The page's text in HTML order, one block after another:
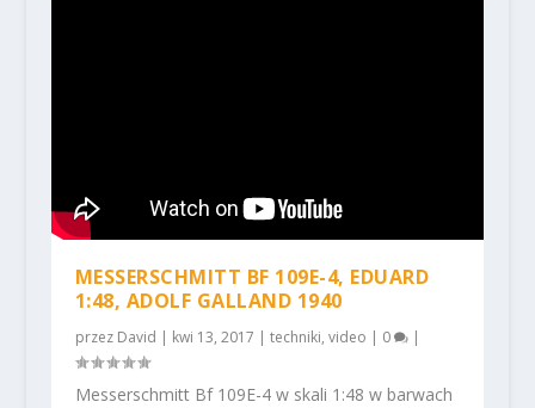
MESSERSCHMITT BF 109E-4, EDUARD
1:48, ADOLF GALLAND 1940
przez David | kwi 13, 2017 | techniki, video | 0 |
Messerschmitt Bf 109E-4 w skali 1:48 w barwach